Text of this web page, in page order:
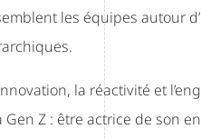
les équipes autour
la réactivité et
Z : être actrice de son